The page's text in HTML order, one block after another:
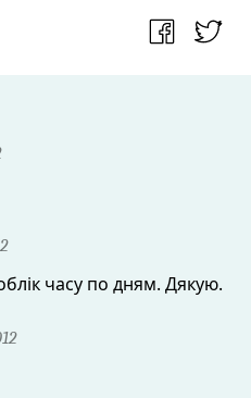
часу по дням. Дякую.